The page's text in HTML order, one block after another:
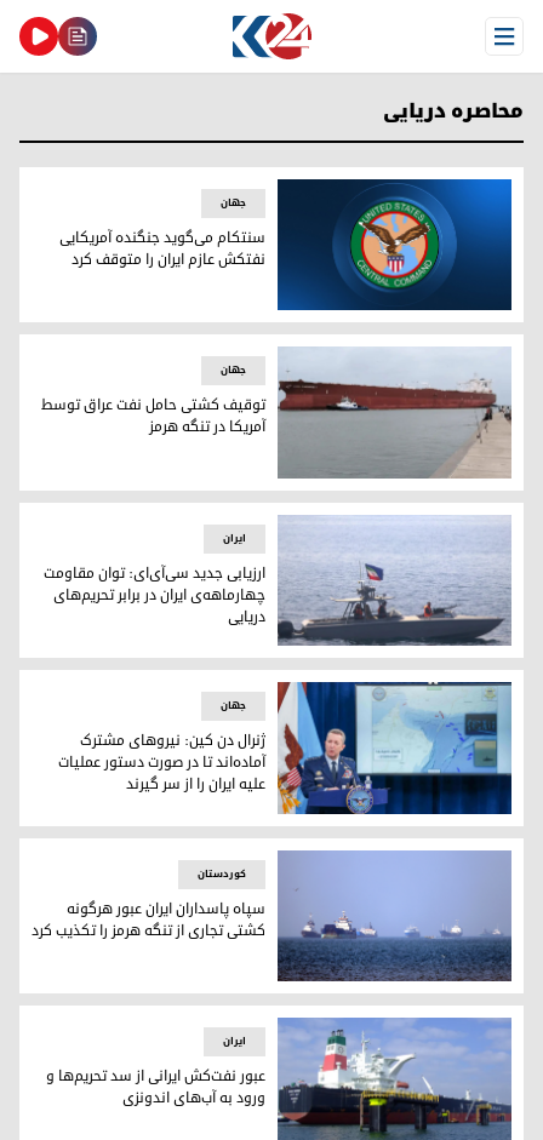
Open Menu
محاصره دریایی
نشان سنتکام
جهان
سنتکام می‌گوید جنگنده آمریکایی
نفتکش عازم ایران را متوقف کرد
کشتی آگیوس فانوریوس۱
جهان
توقیف کشتی حامل نفت عراق توسط
آمریکا در تنگه هرمز
ارزیابی جدید سی‌آی‌ای: توان مقاومت چهارماهه‌ی ایران در
ایران
ارزیابی جدید سی‌آی‌ای: توان مقاومت
چهارماهه‌ی ایران در برابر تحریم‌های
دریایی
ژنرال دن کین، رئیس ستاد مشترک نیروهای مسلح ایالات متحده
جهان
ژنرال دن کین: نیروهای مشترک
آماده‌اند تا در صورت دستور عملیات
علیه ایران را از سر گیرند
تعدادی از کشتی‌ها در تنگه هرمز در نزدیکی بندرعباس در جنوب ایران لنگر
کوردستان
سپاه پاسداران ایران عبور هرگونه
کشتی تجاری از تنگه هرمز را تکذیب کرد
ایران
عبور نفت‌کش ایرانی از سد تحریم‌ها و
ورود به آب‌های اندونزی